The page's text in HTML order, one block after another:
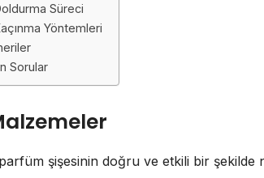
Süreci
Yöntemleri
Sorular
şişesinin doğru ve etkili bir şekilde